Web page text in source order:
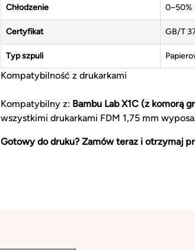
Chłodzenie 0–50%
Certyfikat GB/T
Typ szpuli
Kompatybilność z drukarkami
Kompatybilny z: Bambu Lab X1C (z komorą
wszystkimi drukarkami FDM 1,75 mm
Gotowy do druku? Zamów teraz i otrzymaj